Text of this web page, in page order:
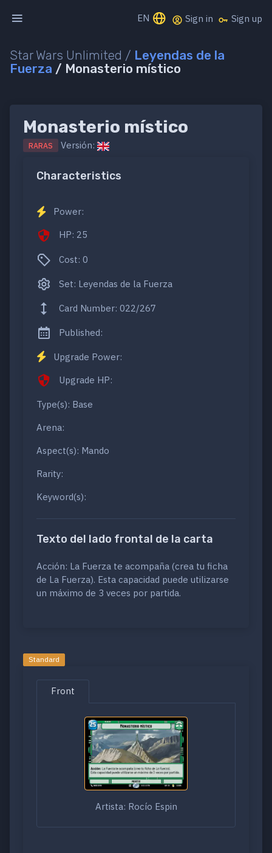
EN Sign in Sign up
Star Wars Unlimited / Leyendas de la
Fuerza / Monasterio místico
Monasterio místico
RARAS Versión:
Characteristics
Power:
HP: 25
Cost: 0
Set: Leyendas de la Fuerza
Card Number: 022/267
Published:
Upgrade Power:
Upgrade HP:
Type(s): Base
Arena:
Aspect(s): Mando
Rarity:
Keyword(s):
Texto del lado frontal de la carta
Acción: La Fuerza te acompaña (crea tu ficha
de La Fuerza). Esta capacidad puede utilizarse
un máximo de 3 veces por partida.
Standard
Front
Artista: Rocío Espin